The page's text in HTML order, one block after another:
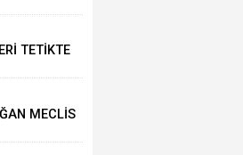
TETİKTE
MECLİS